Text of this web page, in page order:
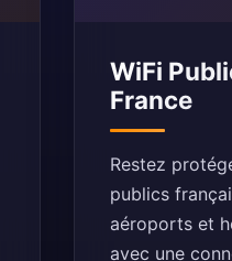
WiFi
France
Restez
publics
aéroports et
avec une